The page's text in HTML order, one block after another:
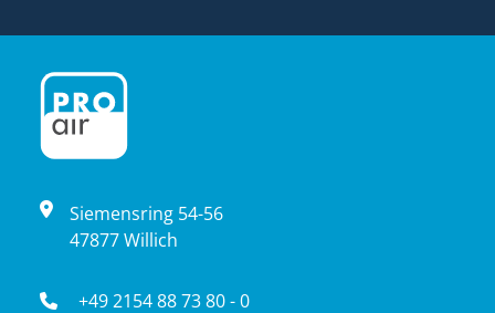
Siemensring 54-56
47877 Willich
+49 2154 88 73 80 - 0